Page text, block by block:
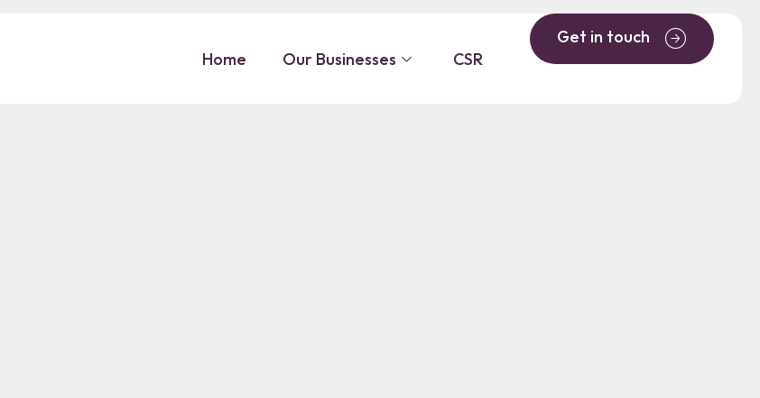
Home Our Businesses CSR
Get in touch
TIME TO